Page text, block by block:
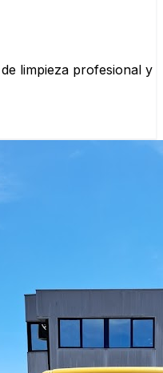
limpieza profesional y